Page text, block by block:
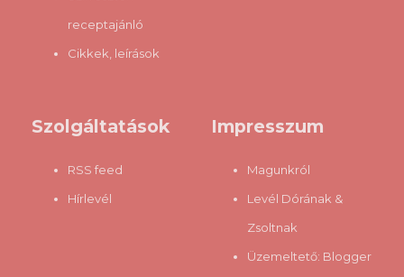
receptajánló
Cikkek, leírások
Szolgáltatások
RSS feed
Hírlevél
Impresszum
Magunkról
Levél Dórának &
Zsoltnak
Üzemeltető: Blogger